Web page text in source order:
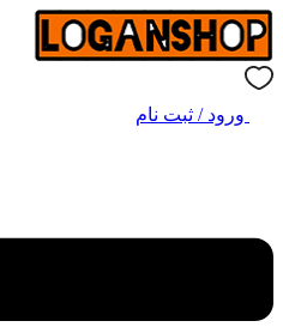
ورود / ثبت نام